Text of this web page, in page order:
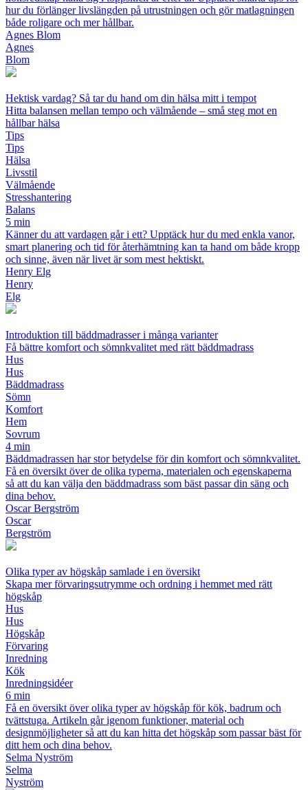
hur du förlänger livslängden på utrustningen och gör matlagningen
både roligare och mer hållbar.
Agnes Blom
Agnes
Blom
Hektisk vardag? Så tar du hand om din hälsa mitt i tempot
Hitta balansen mellan tempo och välmående – små steg mot en
hållbar hälsa
Tips
Tips
Hälsa
Livsstil
Välmående
Stresshantering
Balans
5 min
Känner du att vardagen går i ett? Upptäck hur du med enkla vanor,
smart planering och tid för återhämtning kan ta hand om både kropp
och sinne, även när livet är som mest hektiskt.
Henry Elg
Henry
Elg
Introduktion till bäddmadrasser i många varianter
Få bättre komfort och sömnkvalitet med rätt bäddmadrass
Hus
Hus
Bäddmadrass
Sömn
Komfort
Hem
Sovrum
4 min
Bäddmadrassen har stor betydelse för din komfort och sömnkvalitet.
Få en översikt över de olika typerna, materialen och egenskaperna
så att du kan välja den bäddmadrass som bäst passar din säng och
dina behov.
Oscar Bergström
Oscar
Bergström
Olika typer av högskåp samlade i en översikt
Skapa mer förvaringsutrymme och ordning i hemmet med rätt
högskåp
Hus
Hus
Högskåp
Förvaring
Inredning
Kök
Inredningsidéer
6 min
Få en översikt över olika typer av högskåp för kök, badrum och
tvättstuga. Artikeln går igenom funktioner, material och
designmöjligheter så att du kan hitta det högskåp som passar bäst för
ditt hem och dina behov.
Selma Nyström
Selma
Nyström